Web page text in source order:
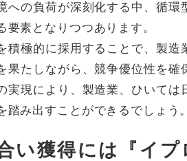
への負荷が深刻化する中、循環
素となりつつあります。
積極的に採用することで、製造
果たしながら、競争優位性を確
実現により、製造業、ひいては
踏み出すことができるでしょう
い獲得には『イプ